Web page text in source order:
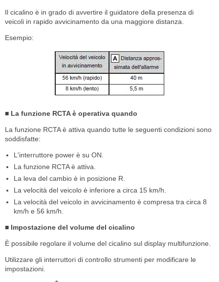
Il cicalino è in grado di avvertire il guidatore della presenza di
veicoli in rapido avvicinamento da una maggiore distanza.
Esempio:
■ La funzione RCTA è operativa quando
La funzione RCTA è attiva quando tutte le seguenti condizioni sono
soddisfatte:
L'interruttore power è su ON.
La funzione RCTA è attiva.
La leva del cambio è in posizione R.
La velocità del veicolo è inferiore a circa 15 km/h.
La velocità del veicolo in avvicinamento è compresa tra circa 8
km/h e 56 km/h.
■ Impostazione del volume del cicalino
È possibile regolare il volume del cicalino sul display multifunzione.
Utilizzare gli interruttori di controllo strumenti per modificare le
impostazioni.